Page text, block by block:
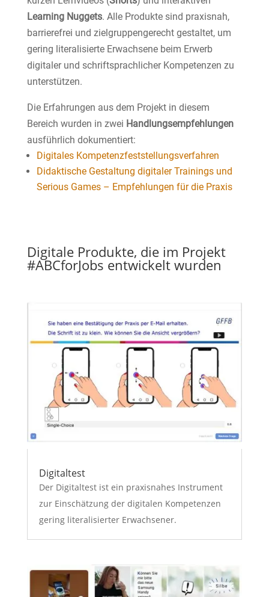
Learning Nuggets. Alle Produkte sind praxisnah,
barrierefrei und zielgruppengerecht gestaltet, um
gering literalisierte Erwachsene beim Erwerb
digitaler und schriftsprachlicher Kompetenzen zu
unterstützen.
Die Erfahrungen aus dem Projekt in diesem
Bereich wurden in zwei Handlungsempfehlungen
ausführlich dokumentiert:
Digitales Kompetenzfeststellungsverfahren
Didaktische Gestaltung digitaler Trainings und
Serious Games – Empfehlungen für die Praxis
Digitale Produkte, die im Projekt
#ABCforJobs entwickelt wurden
Digitaltest
Der Digitaltest ist ein praxisnahes Instrument
zur Einschätzung der digitalen Kompetenzen
gering literalisierter Erwachsener.